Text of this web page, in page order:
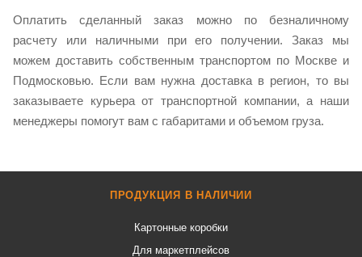
Оплатить сделанный заказ можно по безналичному
расчету или наличными при его получении. Заказ мы
можем доставить собственным транспортом по Москве и
Подмосковью. Если вам нужна доставка в регион, то вы
заказываете курьера от транспортной компании, а наши
менеджеры помогут вам с габаритами и объемом груза.
ПРОДУКЦИЯ В НАЛИЧИИ
Картонные коробки
Для маркетплейсов